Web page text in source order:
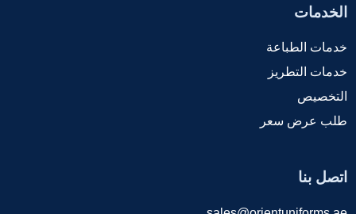
الخدمات
خدمات الطباعة
خدمات التطريز
التخصيص
طلب عرض سعر
اتصل بنا